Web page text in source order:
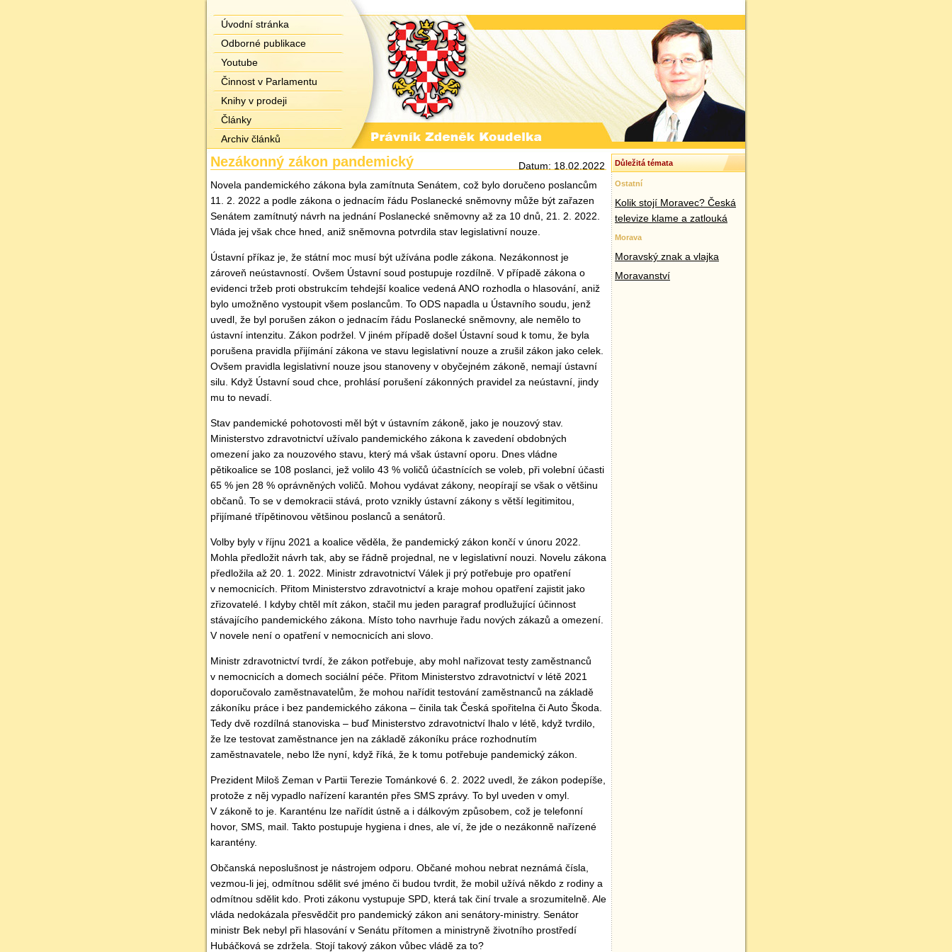
Úvodní stránka
Odborné publikace
Youtube
Činnost v Parlamentu
Knihy v prodeji
Články
Archiv článků
Důležitá témata
Ostatní
Kolik stojí Moravec? Česká
televize klame a zatlouká
Morava
Moravský znak a vlajka
Moravanství
Datum: 18.02.2022
Nezákonný zákon pandemický
Novela pandemického zákona byla zamítnuta Senátem, což bylo doručeno poslancům
11. 2. 2022 a podle zákona o jednacím řádu Poslanecké sněmovny může být zařazen
Senátem zamítnutý návrh na jednání Poslanecké sněmovny až za 10 dnů, 21. 2. 2022.
Vláda jej však chce hned, aniž sněmovna potvrdila stav legislativní nouze.
Ústavní příkaz je, že státní moc musí být užívána podle zákona. Nezákonnost je
zároveň neústavností. Ovšem Ústavní soud postupuje rozdílně. V případě zákona o
evidenci tržeb proti obstrukcím tehdejší koalice vedená ANO rozhodla o hlasování, aniž
bylo umožněno vystoupit všem poslancům. To ODS napadla u Ústavního soudu, jenž
uvedl, že byl porušen zákon o jednacím řádu Poslanecké sněmovny, ale nemělo to
ústavní intenzitu. Zákon podržel. V jiném případě došel Ústavní soud k tomu, že byla
porušena pravidla přijímání zákona ve stavu legislativní nouze a zrušil zákon jako celek.
Ovšem pravidla legislativní nouze jsou stanoveny v obyčejném zákoně, nemají ústavní
silu. Když Ústavní soud chce, prohlásí porušení zákonných pravidel za neústavní, jindy
mu to nevadí.
Stav pandemické pohotovosti měl být v ústavním zákoně, jako je nouzový stav.
Ministerstvo zdravotnictví užívalo pandemického zákona k zavedení obdobných
omezení jako za nouzového stavu, který má však ústavní oporu. Dnes vládne
pětikoalice se 108 poslanci, jež volilo 43 % voličů účastnících se voleb, při volební účasti
65 % jen 28 % oprávněných voličů. Mohou vydávat zákony, neopírají se však o většinu
občanů. To se v demokracii stává, proto vznikly ústavní zákony s větší legitimitou,
přijímané třípětinovou většinou poslanců a senátorů.
Volby byly v říjnu 2021 a koalice věděla, že pandemický zákon končí v únoru 2022.
Mohla předložit návrh tak, aby se řádně projednal, ne v legislativní nouzi. Novelu zákona
předložila až 20. 1. 2022. Ministr zdravotnictví Válek ji prý potřebuje pro opatření
v nemocnicích. Přitom Ministerstvo zdravotnictví a kraje mohou opatření zajistit jako
zřizovatelé. I kdyby chtěl mít zákon, stačil mu jeden paragraf prodlužující účinnost
stávajícího pandemického zákona. Místo toho navrhuje řadu nových zákazů a omezení.
V novele není o opatření v nemocnicích ani slovo.
Ministr zdravotnictví tvrdí, že zákon potřebuje, aby mohl nařizovat testy zaměstnanců
v nemocnicích a domech sociální péče. Přitom Ministerstvo zdravotnictví v létě 2021
doporučovalo zaměstnavatelům, že mohou nařídit testování zaměstnanců na základě
zákoníku práce i bez pandemického zákona – činila tak Česká spořitelna či Auto Škoda.
Tedy dvě rozdílná stanoviska – buď Ministerstvo zdravotnictví lhalo v létě, když tvrdilo,
že lze testovat zaměstnance jen na základě zákoníku práce rozhodnutím
zaměstnavatele, nebo lže nyní, když říká, že k tomu potřebuje pandemický zákon.
Prezident Miloš Zeman v Partii Terezie Tománkové 6. 2. 2022 uvedl, že zákon podepíše,
protože z něj vypadlo nařízení karantén přes SMS zprávy. To byl uveden v omyl.
V zákoně to je. Karanténu lze nařídit ústně a i dálkovým způsobem, což je telefonní
hovor, SMS, mail. Takto postupuje hygiena i dnes, ale ví, že jde o nezákonně nařízené
karantény.
Občanská neposlušnost je nástrojem odporu. Občané mohou nebrat neznámá čísla,
vezmou-li jej, odmítnou sdělit své jméno či budou tvrdit, že mobil užívá někdo z rodiny a
odmítnou sdělit kdo. Proti zákonu vystupuje SPD, která tak činí trvale a srozumitelně. Ale
vláda nedokázala přesvědčit pro pandemický zákon ani senátory-ministry. Senátor
ministr Bek nebyl při hlasování v Senátu přítomen a ministryně životního prostředí
Hubáčková se zdržela. Stojí takový zákon vůbec vládě za to?